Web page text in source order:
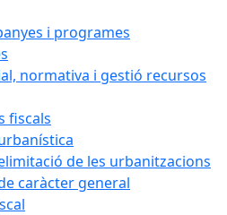
i programes
normativa i gestió recursos
fiscals
de les urbanitzacions
caràcter general